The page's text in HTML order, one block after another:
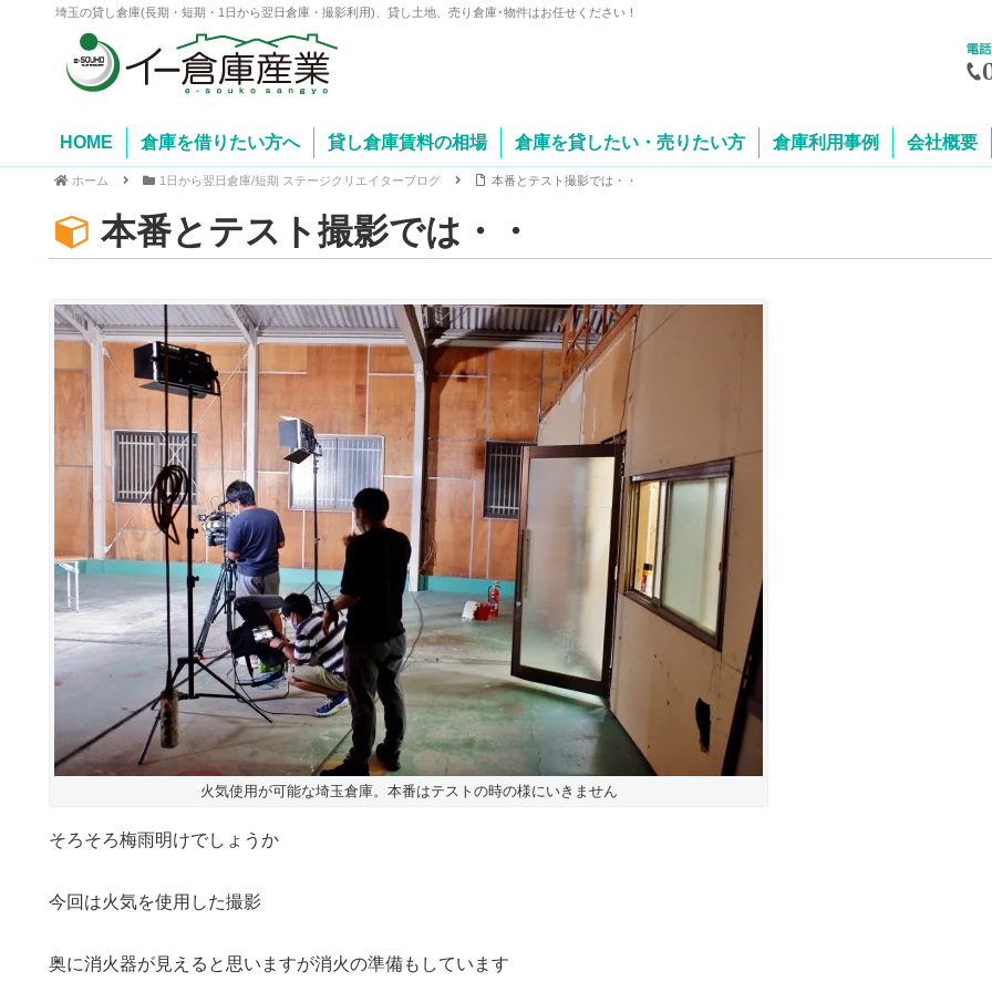
埼玉の貸し倉庫(長期・短期・1日から翌日倉庫・撮影利用)、貸し土地、売り倉庫･物件はお任せください！
HOME 倉庫を借りたい方へ 貸し倉庫賃料の相場 倉庫を貸したい・売りたい方 倉庫利用事例 会社概要
ホーム 1日から翌日倉庫/短期 ステージクリエイターブログ 本番とテスト撮影では・・
本番とテスト撮影では・・
火気使用が可能な埼玉倉庫。本番はテストの時の様にいきません
そろそろ梅雨明けでしょうか
今回は火気を使用した撮影
奥に消火器が見えると思いますが消火の準備もしています